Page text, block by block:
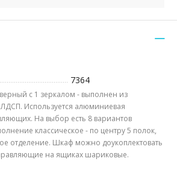
7364
с 1 зеркалом - выполнен из
Используется алюминиевая
На выбор есть 8 вариантов
классическое - по центру 5 полок,
отделение. Шкаф можно доукоплектовать
на ящиках шариковые.